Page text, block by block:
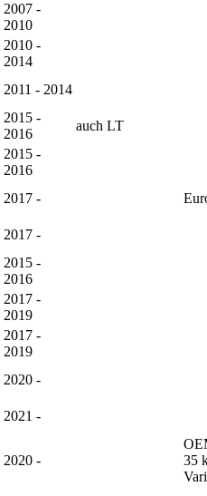
2007 -
2010
2010 -
2014
2011 - 2014
2015 -
2016
auch LT
2015 -
2016
2017 -
2017 -
2015 -
2016
2017 -
2019
2017 -
2019
2020 -
2021 -
2020 -
35